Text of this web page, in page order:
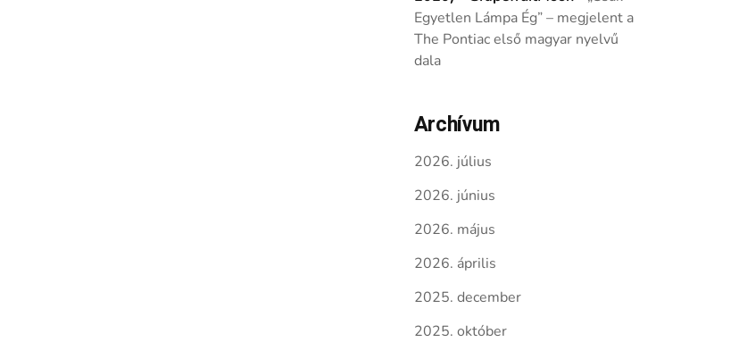
Egyetlen Lámpa Ég” – megjelent a
The Pontiac első magyar nyelvű
dala
Archívum
2026. július
2026. június
2026. május
2026. április
2025. december
2025. október